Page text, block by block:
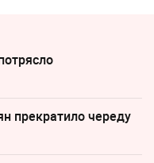
прекратило череду